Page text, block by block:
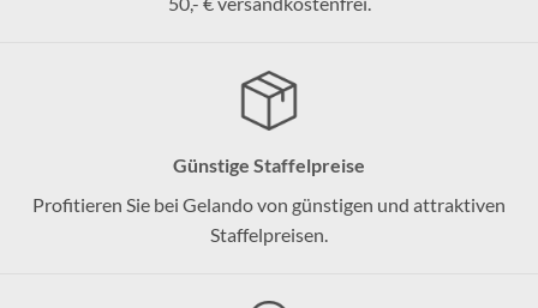
Günstige Staffelpreise
Profitieren Sie bei Gelando von günstigen und attraktiven
Staffelpreisen.